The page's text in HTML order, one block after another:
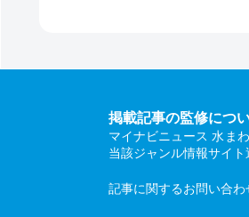
掲載記事の監修につ
マイナビニュース 水ま
当該ジャンル情報サイト
記事に関するお問い合わ